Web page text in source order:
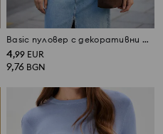
Basic пуловер с декоративни шевове и вискоза
4,99 EUR
9,76 BGN